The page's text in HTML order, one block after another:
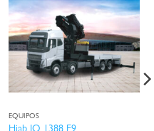
EQUIPOS